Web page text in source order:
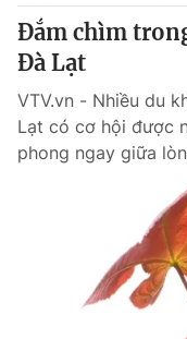
VTV9
Liên hệ tòa soạn
Đắm chìm
Đà Lạt
VTV.vn - Nhiều du
Lạt có cơ hội được
phong ngay giữa